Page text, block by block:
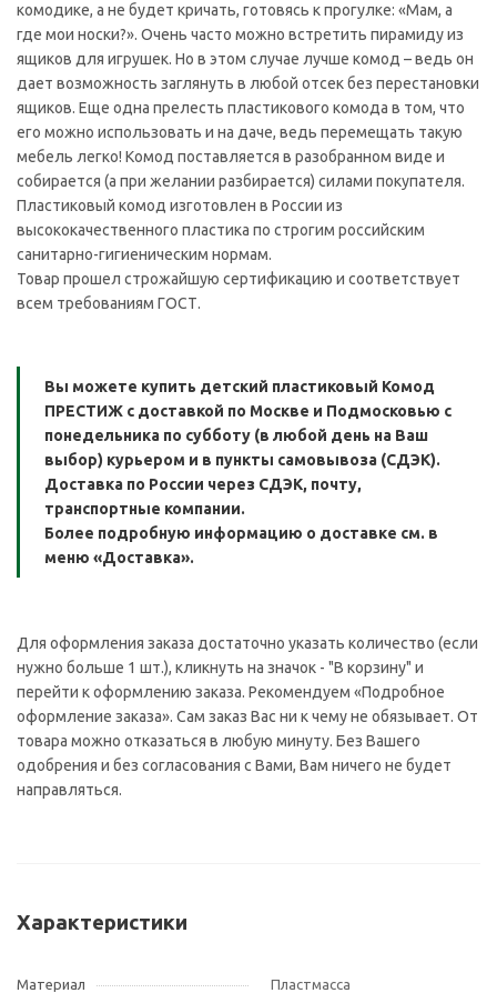
комодике, а не будет кричать, готовясь к прогулке: «Мам, а
где мои носки?». Очень часто можно встретить пирамиду из
ящиков для игрушек. Но в этом случае лучше комод – ведь он
дает возможность заглянуть в любой отсек без перестановки
ящиков. Еще одна прелесть пластикового комода в том, что
его можно использовать и на даче, ведь перемещать такую
мебель легко! Комод поставляется в разобранном виде и
собирается (а при желании разбирается) силами покупателя.
Пластиковый комод изготовлен в России из
высококачественного пластика по строгим российским
санитарно-гигиеническим нормам.
Товар прошел строжайшую сертификацию и соответствует
всем требованиям ГОСТ.
Вы можете купить детский пластиковый Комод
ПРЕСТИЖ с доставкой по Москве и Подмосковью с
понедельника по субботу (в любой день на Ваш
выбор) курьером и в пункты самовывоза (СДЭК).
Доставка по России через СДЭК, почту,
транспортные компании.
Более подробную информацию о доставке см. в
меню «Доставка».
Для оформления заказа достаточно указать количество (если
нужно больше 1 шт.), кликнуть на значок - "В корзину" и
перейти к оформлению заказа. Рекомендуем «Подробное
оформление заказа». Сам заказ Вас ни к чему не обязывает. От
товара можно отказаться в любую минуту. Без Вашего
одобрения и без согласования с Вами, Вам ничего не будет
направляться.
Характеристики
Материал
Пластмасса